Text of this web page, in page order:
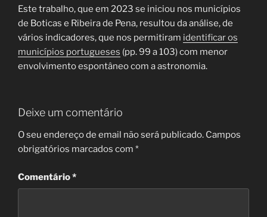
Este trabalho, que em 2023 se iniciou nos municípios
de Boticas e Ribeira de Pena, resultou da análise, de
vários indicadores, que nos permitiram identificar os
municípios portugueses (pp. 99 a 103) com menor
envolvimento espontâneo com a astronomia.
Deixe um comentário
O seu endereço de email não será publicado. Campos
obrigatórios marcados com *
Comentário*